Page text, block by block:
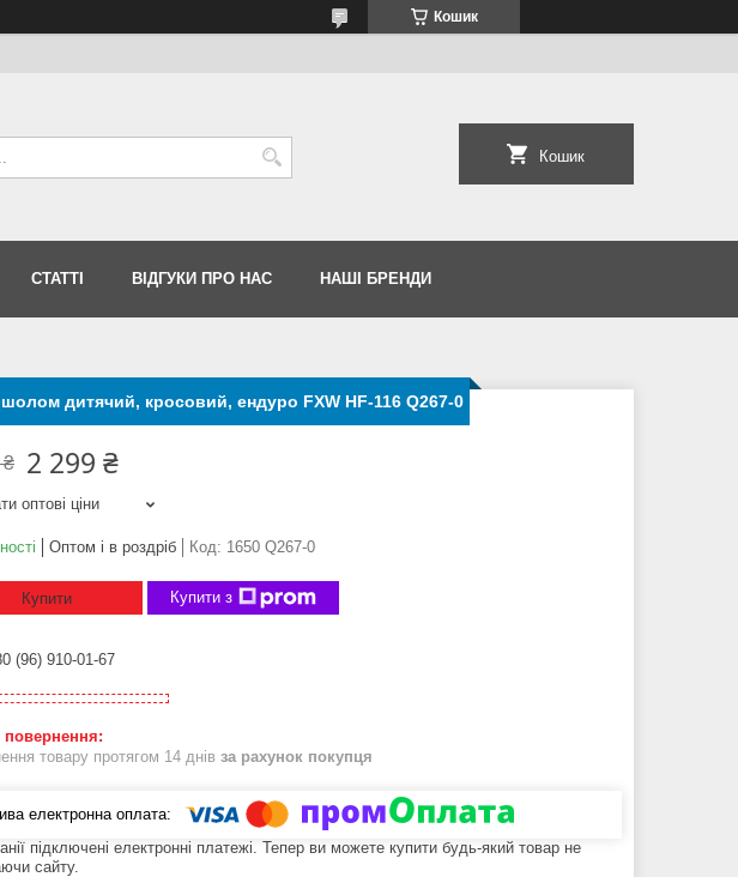
Кошик
Кошик
СТАТТІ ВІДГУКИ ПРО НАС НАШІ БРЕНДИ
дитячий, кросовий, ендуро FXW HF-116 Q267-0
₴ 2 299 ₴
оптові ціни
Оптом і в роздріб Код: 1650 Q267-0
Купити Купити з
(96) 910-01-67
товару протягом 14 днів за рахунок покупця
підключені електронні платежі. Тепер ви можете купити будь-який товар не
сайту.